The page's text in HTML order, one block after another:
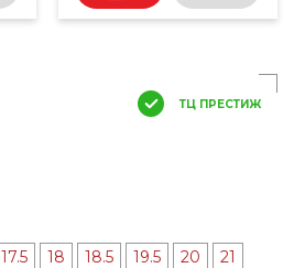
ТЦ ПРЕСТИЖ
17.5 18 18.5 19.5 20
21